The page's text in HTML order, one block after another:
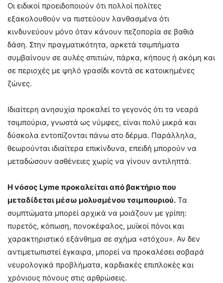
Οι ειδικοί προειδοποιούν ότι πολλοί πολίτες
εξακολουθούν να πιστεύουν λανθασμένα ότι
κινδυνεύουν μόνο όταν κάνουν πεζοπορία σε βαθιά
δάση. Στην πραγματικότητα, αρκετά τσιμπήματα
συμβαίνουν σε αυλές σπιτιών, πάρκα, κήπους ή ακόμη και
σε περιοχές με ψηλό γρασίδι κοντά σε κατοικημένες
ζώνες.
Ιδιαίτερη ανησυχία προκαλεί το γεγονός ότι τα νεαρά
τσιμπούρια, γνωστά ως νύμφες, είναι πολύ μικρά και
δύσκολα εντοπίζονται πάνω στο δέρμα. Παράλληλα,
θεωρούνται ιδιαίτερα επικίνδυνα, επειδή μπορούν να
μεταδώσουν ασθένειες χωρίς να γίνουν αντιληπτά.
Η νόσος Lyme προκαλείται από βακτήριο που
μεταδίδεται μέσω μολυσμένου τσιμπουριού. Τα
συμπτώματα μπορεί αρχικά να μοιάζουν με γρίπη:
πυρετός, κόπωση, πονοκέφαλος, μυϊκοί πόνοι και
χαρακτηριστικό εξάνθημα σε σχήμα «στόχου». Αν δεν
αντιμετωπιστεί έγκαιρα, μπορεί να προκαλέσει σοβαρά
νευρολογικά προβλήματα, καρδιακές επιπλοκές και
χρόνιους πόνους στις αρθρώσεις.